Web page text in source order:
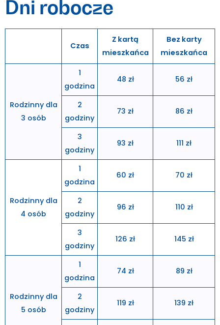
Dni robocze
Czas
Z kartą
mieszkańca
Bez karty
mieszkańca
Rodzinny dla
3 osób
1
godzina
48 zł 56 zł
2
godziny
73 zł 86 zł
3
godziny
93 zł 111 zł
Rodzinny dla
4 osób
1
godzina
60 zł 70 zł
2
godziny
96 zł 110 zł
3
godziny
126 zł 145 zł
Rodzinny dla
5 osób
1
godzina
74 zł 89 zł
2
godziny
119 zł 139 zł